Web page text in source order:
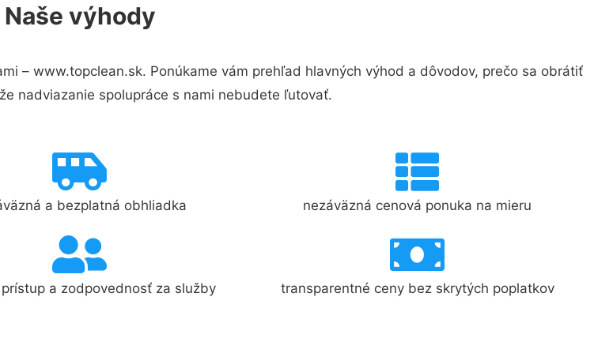
Naše výhody
– www.topclean.sk. Ponúkame vám prehľad hlavných výhod a dôvodov, prečo sa obrátiť
nadviazanie spolupráce s nami nebudete ľutovať.
a bezplatná obhliadka nezáväzná cenová ponuka na mieru
a zodpovednosť za služby transparentné ceny bez skrytých poplatkov